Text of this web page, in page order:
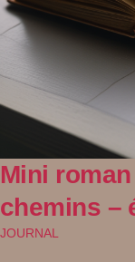
Mini
chemins –
JOURNAL